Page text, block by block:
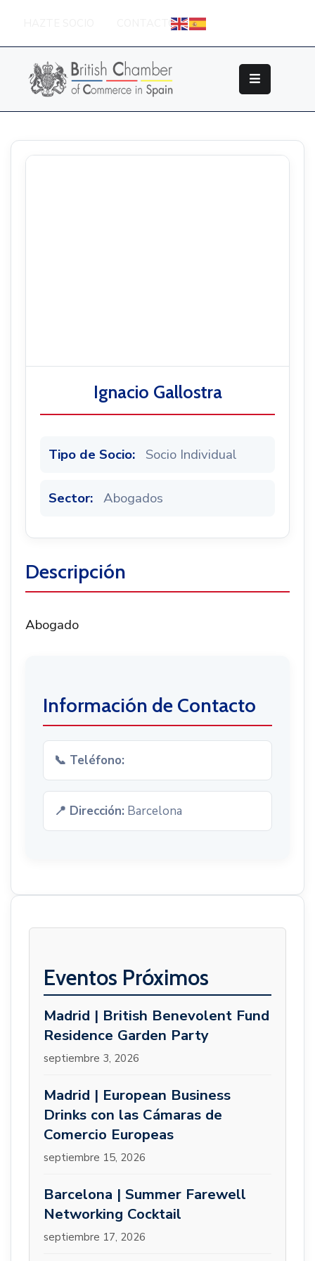
CONTACTO
Sobre
British
Chamber
Socios
Ignacio Gallostra
Tipo de Socio: Socio Individual
Sector: Abogados
Descripción
Abogado
Información de Contacto
📞 Teléfono:
📍 Dirección: Barcelona
Eventos Próximos
Madrid | British Benevolent Fund
Residence Garden Party
septiembre 3, 2026
Madrid | European Business
Drinks con las Cámaras de
Comercio Europeas
septiembre 15, 2026
Barcelona | Summer Farewell
Networking Cocktail
septiembre 17, 2026